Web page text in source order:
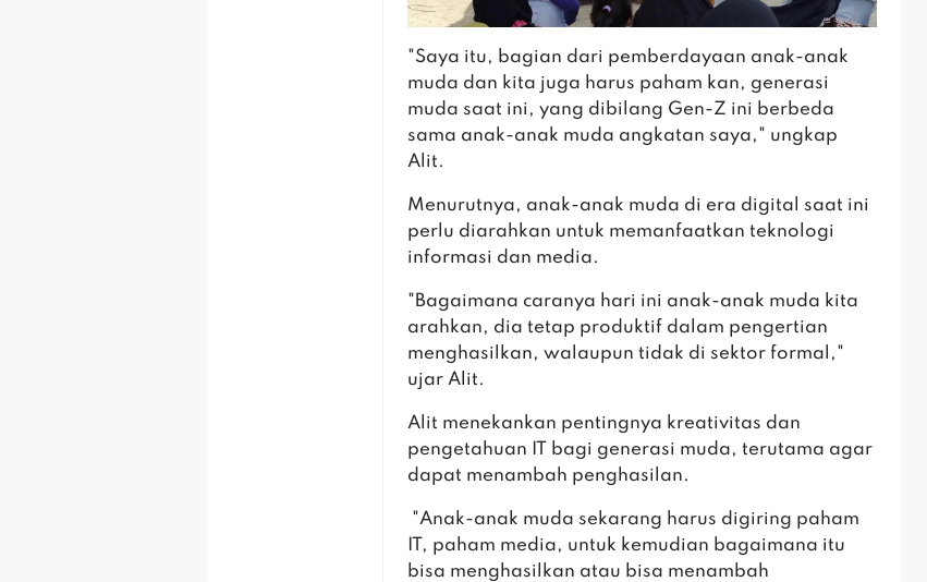
"Saya itu, bagian dari pemberdayaan anak-anak
muda dan kita juga harus paham kan, generasi
muda saat ini, yang dibilang Gen-Z ini berbeda
sama anak-anak muda angkatan saya," ungkap
Alit.
Menurutnya, anak-anak muda di era digital saat ini
perlu diarahkan untuk memanfaatkan teknologi
informasi dan media.
"Bagaimana caranya hari ini anak-anak muda kita
arahkan, dia tetap produktif dalam pengertian
menghasilkan, walaupun tidak di sektor formal,"
ujar Alit.
Alit menekankan pentingnya kreativitas dan
pengetahuan IT bagi generasi muda, terutama agar
dapat menambah penghasilan.
"Anak-anak muda sekarang harus digiring paham
IT, paham media, untuk kemudian bagaimana itu
bisa menghasilkan atau bisa menambah